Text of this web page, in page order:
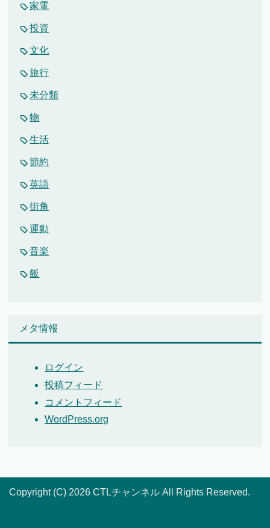
家電
投資
文化
旅行
未分類
物
生活
節約
英語
街角
運動
音楽
飯
メタ情報
ログイン
投稿フィード
コメントフィード
WordPress.org
Copyright (C) 2026 CTLチャンネル All Rights Reserved.